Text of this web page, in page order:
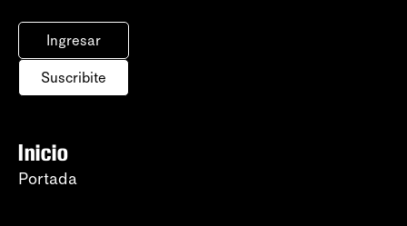
Ingresar
Suscribite
Inicio
Portada